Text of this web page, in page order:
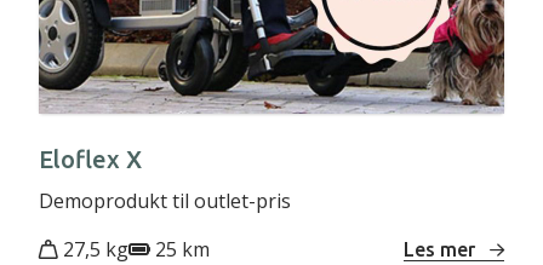
Eloflex X
Demoprodukt til outlet-pris
27,5 kg
25 km Les mer